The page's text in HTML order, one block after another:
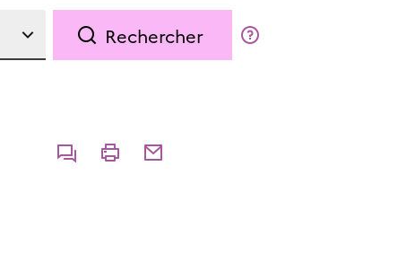
Rechercher
CommenterImprimerPartager par courriel